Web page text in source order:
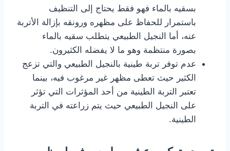
بسقيه بالماء فهو فقط يحتاج إلى التنظيف
باستمرار للحفاظ على مظهره ورونقه بإزالة الأتربة
عنه، أما النجيل الطبيعي يتطلب سقيه بالماء
بصورة منتظمة وهو ما لا يفضله الكثيرون.
عدم توفر تربة طينية بالنجيل الطبيعي والتي تزعج
الكثير حيث تعطى مظهر غير مرغوب فيه، بينما
تعتبر التربة الطينية من أحد المؤثرات التي تؤثر
على النجيل الطبيعي حيث يتم زراعته في التربة
الطينية.